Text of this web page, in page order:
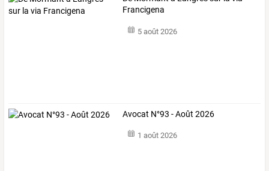
Francigena
5 août 2026
Avocat N°93 - Août 2026
1 août 2026